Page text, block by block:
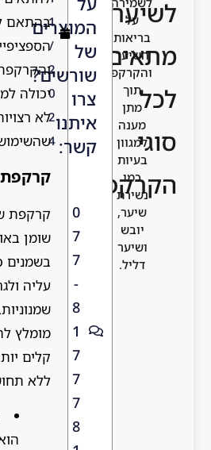
לשיער
מתאים
לכל
סוגי
הקרקפת?
על
בריאות
השיער
והקרקפת,
תוך
מתן
מענה
למגוון
בעיות
כמו
נשירת
שיער,
יובש
ושיער
דליל.
המוצרים
של
שורשים?
צרו
איתנו
קשר:
0
7
7
-
8
1
7
7
7
8
1
/
2
0
2
4
בהתאם
יכולה
לא
קרקפת
שומן
בשמנים
עליה
מומלץ
קלים
ללא